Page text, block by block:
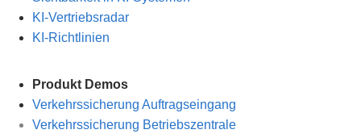
KI-Vertriebsradar
KI-Richtlinien
Produkt Demos
Verkehrssicherung Auftragseingang
Verkehrssicherung Betriebszentrale